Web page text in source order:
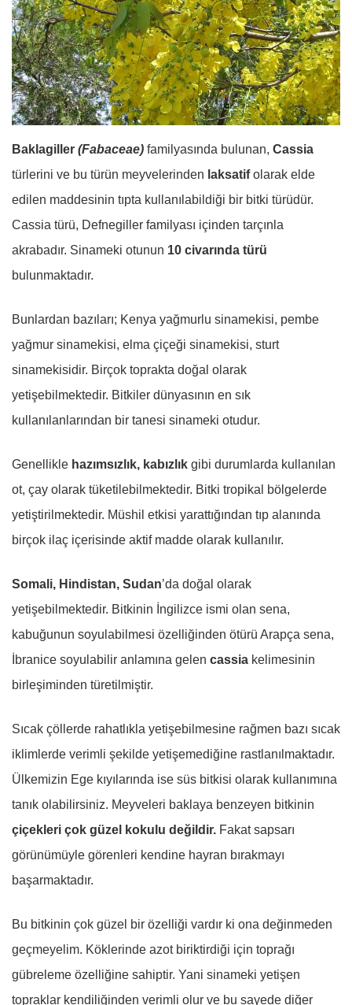
Baklagiller (Fabaceae) familyasında bulunan, Cassia
türlerini ve bu türün meyvelerinden laksatifolarak elde
edilen maddesinin tıpta kullanılabildiği bir bitki türüdür.
Cassia türü, Defnegiller familyası içinden tarçınla
akrabadır. Sinameki otunun 10 civarında türü
bulunmaktadır.
Bunlardan bazıları; Kenya yağmurlu sinamekisi, pembe
yağmur sinamekisi, elma çiçeği sinamekisi, sturt
sinamekisidir. Birçok toprakta doğal olarak
yetişebilmektedir. Bitkiler dünyasının en sık
kullanılanlarından bir tanesi sinameki otudur.
Genellikle hazımsızlık, kabızlık gibi durumlarda kullanılan
ot, çay olarak tüketilebilmektedir. Bitki tropikal bölgelerde
yetiştirilmektedir. Müshil etkisi yarattığından tıp alanında
birçok ilaç içerisinde aktif madde olarak kullanılır.
Somali, Hindistan, Sudan’da doğal olarak
yetişebilmektedir. Bitkinin İngilizce ismi olan sena,
kabuğunun soyulabilmesi özelliğinden ötürü Arapça sena,
İbranice soyulabilir anlamına gelen cassia kelimesinin
birleşiminden türetilmiştir.
Sıcak çöllerde rahatlıkla yetişebilmesine rağmen bazı sıcak
iklimlerde verimli şekilde yetişemediğine rastlanılmaktadır.
Ülkemizin Ege kıyılarında ise süs bitkisi olarak kullanımına
tanık olabilirsiniz. Meyveleri baklaya benzeyen bitkinin
çiçekleri çok güzel kokulu değildir. Fakat sapsarı
görünümüyle görenleri kendine hayran bırakmayı
başarmaktadır.
Bu bitkinin çok güzel bir özelliği vardır ki ona değinmeden
geçmeyelim. Köklerinde azot biriktirdiği için toprağı
gübreleme özelliğine sahiptir. Yani sinameki yetişen
topraklar kendiliğinden verimli olur ve bu sayede diğer